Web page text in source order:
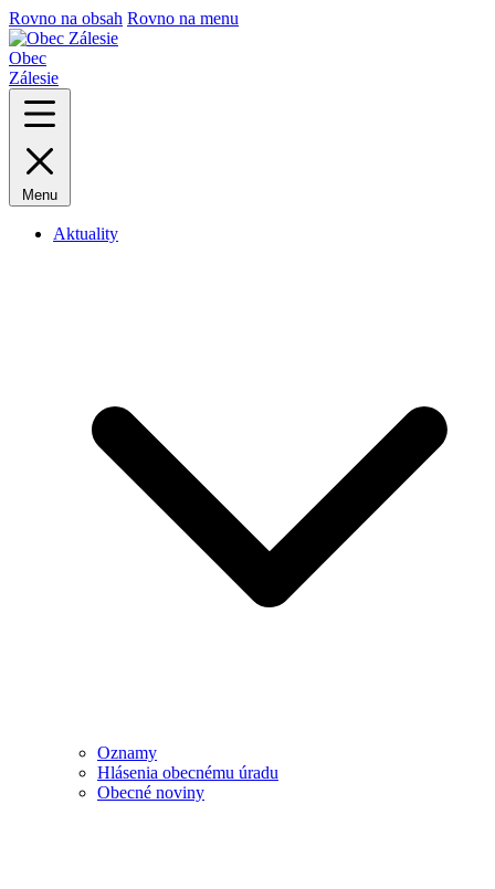
Rovno na obsah Rovno na menu
Obec
Zálesie
Menu
Aktuality
Oznamy
Hlásenia obecnému úradu
Obecné noviny